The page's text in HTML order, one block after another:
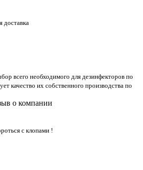
доставка
всего необходимого для дезинфекторов по
качество их собственного производства по
о компании
с клопами !